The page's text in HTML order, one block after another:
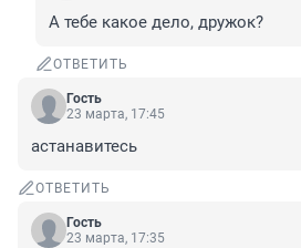
А тебе какое дело, дружок?
ОТВЕТИТЬ
Гость
23 марта, 17:45
астанавитесь
ОТВЕТИТЬ
Гость
23 марта, 17:35